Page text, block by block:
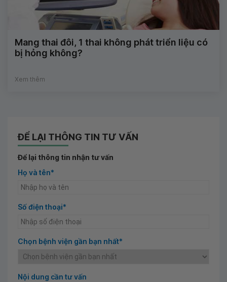
Mang thai đôi, 1 thai không phát triển liệu có
bị hỏng không?
Xem thêm
ĐỂ LẠI THÔNG TIN TƯ VẤN
Để lại thông tin nhận tư vấn
Họ và tên*
Số điện thoại*
Chọn bệnh viện gần bạn nhất*
Nội dung cần tư vấn